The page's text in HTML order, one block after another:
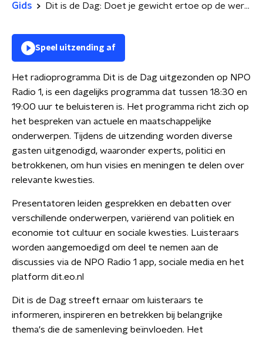
Gids Dit is de Dag: Doet je gewicht ertoe op de werkvloer? | Kranten in de VS endorsen geen presidentskandidaat
Speel uitzending af
Het radioprogramma Dit is de Dag uitgezonden op NPO
Radio 1, is een dagelijks programma dat tussen 18:30 en
19:00 uur te beluisteren is. Het programma richt zich op
het bespreken van actuele en maatschappelijke
onderwerpen. Tijdens de uitzending worden diverse
gasten uitgenodigd, waaronder experts, politici en
betrokkenen, om hun visies en meningen te delen over
relevante kwesties.
Presentatoren leiden gesprekken en debatten over
verschillende onderwerpen, variërend van politiek en
economie tot cultuur en sociale kwesties. Luisteraars
worden aangemoedigd om deel te nemen aan de
discussies via de NPO Radio 1 app, sociale media en het
platform dit.eo.nl
Dit is de Dag streeft ernaar om luisteraars te
informeren, inspireren en betrekken bij belangrijke
thema's die de samenleving beïnvloeden. Het